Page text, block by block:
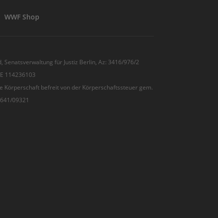
WWF Shop
Senatsverwaltung für Justiz Berlin, Az: 3416/976/2
114236103
Körperschaft befreit von der Körperschaftssteuer gem.
09321